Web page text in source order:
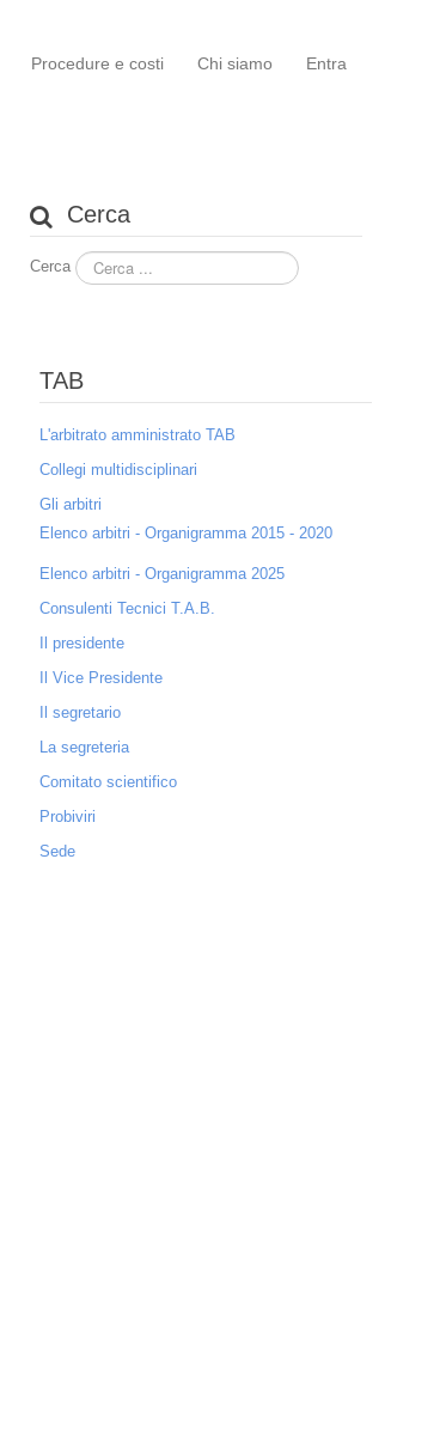
Procedure e costi Chi siamo Entra
Cerca
Cerca
TAB
L'arbitrato amministrato TAB
Collegi multidisciplinari
Gli arbitri
Elenco arbitri - Organigramma 2015 - 2020
Elenco arbitri - Organigramma 2025
Consulenti Tecnici T.A.B.
Il presidente
Il Vice Presidente
Il segretario
La segreteria
Comitato scientifico
Probiviri
Sede